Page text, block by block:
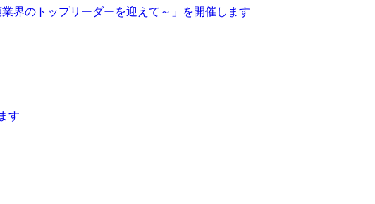
界のトップリーダーを迎えて～」を開催します
す